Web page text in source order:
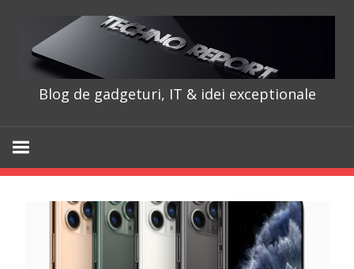
content
Blog de gadgeturi, IT & idei exceptionale